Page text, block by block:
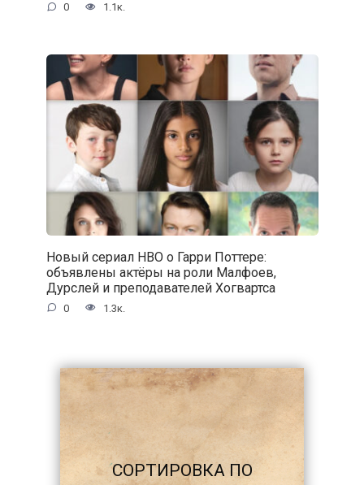
0 1.1к.
Новый сериал HBO о Гарри Поттере:
объявлены актёры на роли Малфоев,
Дурслей и преподавателей Хогвартса
0 1.3к.
СОРТИРОВКА ПО